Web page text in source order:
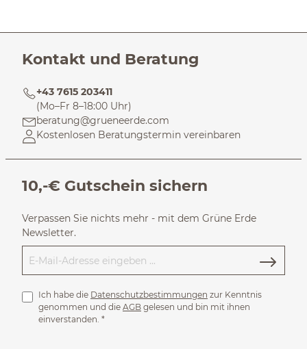
Kontakt und Beratung
+43 7615 203411
(Mo–Fr 8–18:00 Uhr)
beratung@grueneerde.com
Kostenlosen Beratungstermin vereinbaren
10,-€ Gutschein sichern
Verpassen Sie nichts mehr - mit dem Grüne Erde
Newsletter.
Ich habe die Datenschutzbestimmungen zur Kenntnis
genommen und die AGB gelesen und bin mit ihnen
einverstanden. *